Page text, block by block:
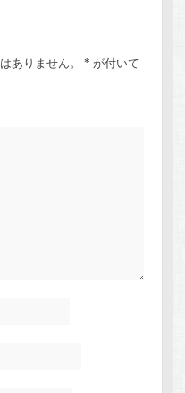
ありません。 * が付いて